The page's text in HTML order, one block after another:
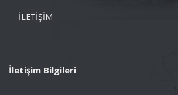
İLETİŞİM
İletişim Bilgileri